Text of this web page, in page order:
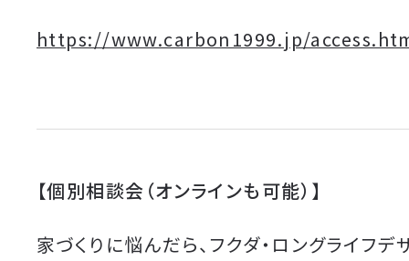
https://www.carbon1999.jp/
【個別相談会（オンラインも可能）】
家づくりに悩んだら、フクダ・ロングライフ